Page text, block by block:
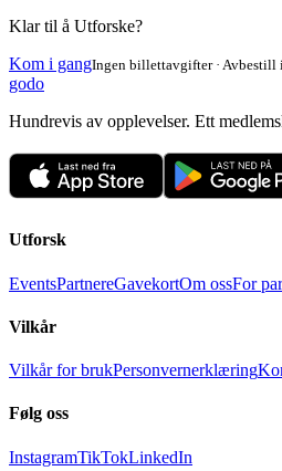
Klar til å Utforske?
Kom i gangIngen billettavgifter ·
godo
Hundrevis av opplevelser. Ett
Utforsk
EventsPartnereGavekortOm ossFor
Vilkår
Vilkår for brukPersonvernerklæring
Følg oss
InstagramTikTokLinkedIn